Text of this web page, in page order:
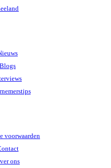
Blogs
voorwaarden
ons